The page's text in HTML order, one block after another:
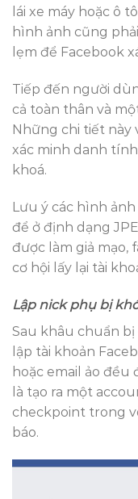
lái xe máy hoặc ô
hình ảnh cũng
lẹm để Facebook
Tiếp đến người
cả toàn thân và
Những chi tiết này
xác minh danh
khoá.
Lưu ý các hình
để ở định dạng
được làm giả
cơ hội lấy lại tài
Lập nick phụ bị
Sau khâu chuẩn
lập tài khoản
hoặc email ảo đều
là tạo ra một
checkpoint trong
báo.